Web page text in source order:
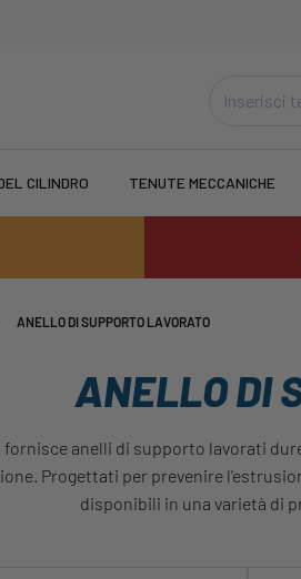
CILINDRO TENUTE MECCANICHE
ANELLO DI SUPPORTO LAVORATO
ANELLO DI
fornisce anelli di supporto lavorati
Progettati per prevenire
disponibili in una varietà di